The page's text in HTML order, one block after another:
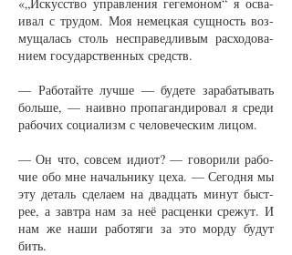
ивал с тру­дом. Моя не­мец­кая сущ­ность воз­
му­ща­лась столь не­спра­вед­ли­вым рас­хо­до­ва­
ни­ем го­су­дар­ст­вен­ных средств.
— Ра­бо­тай­те луч­ше — бу­де­те за­ра­ба­ты­вать
боль­ше, — на­ив­но про­па­ган­ди­ро­вал я сре­ди
ра­бо­чих со­ци­а­лизм с че­ло­ве­чес­ким ли­цом.
— Он что, со­всем иди­от? — го­во­ри­ли ра­бо­
чие обо мне на­чаль­ни­ку це­ха. — Се­год­ня мы
эту де­таль сде­ла­ем на двад­цать ми­нут быст­
рее, а зав­тра нам за неё рас­цен­ки сре­жут. И
нам же на­ши ра­бо­тя­ги за это мор­ду бу­дут
бить.